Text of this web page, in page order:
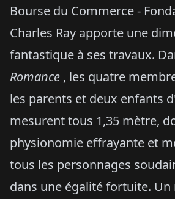
Bourse du Commerce -
Charles Ray apporte une
fantastique à ses travaux.
Romance , les quatre
les parents et deux enfants
mesurent tous 1,35 mètre,
physionomie effrayante et
tous les personnages
dans une égalité fortuite. Un